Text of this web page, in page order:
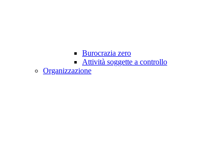
Burocrazia zero
Attività soggette a controllo
Organizzazione